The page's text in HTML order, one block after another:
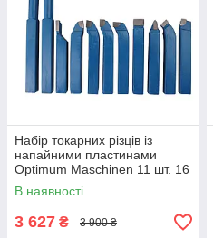
Набір токарних різців із
напайними пластинами
Optimum Maschinen 11 шт. 16
мм
В наявності
3 627 ₴ 3 900 ₴